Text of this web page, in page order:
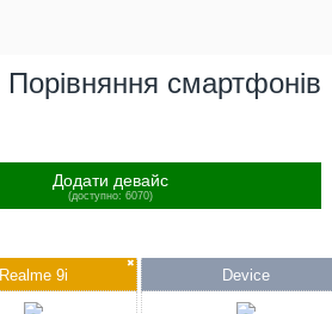
Порівняння смартфонів
Додати девайс
(доступно: 6070)
✖
Realme 9i Device